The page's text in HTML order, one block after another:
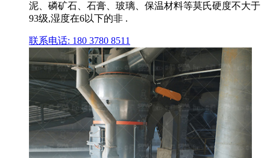
泥、磷矿石、石膏、玻璃、保温材料等莫氏硬度不大于
93级,湿度在6以下的非 .
联系电话: 180 3780 8511